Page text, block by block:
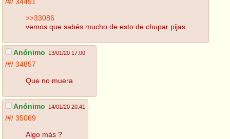
/#/ 34491
>>33086
vemos que sabés mucho de esto de chupar pijas
Anónimo 13/01/20 17:00
/#/ 34857
Que no muera
Anónimo 14/01/20 20:41
/#/ 35069
Algo más ?